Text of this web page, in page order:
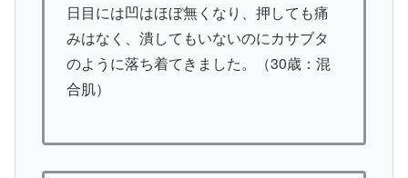
日目には凹はほぼ無くなり、押しても痛
みはなく、潰してもいないのにカサブタ
のように落ち着てきました。（30歳：混
合肌）